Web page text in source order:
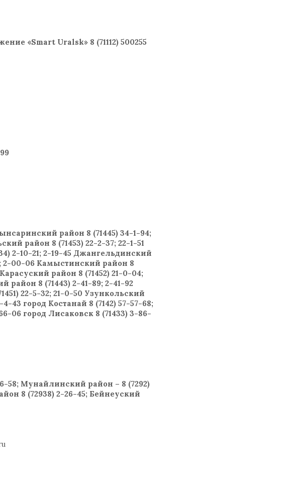
«Smart Uralsk» 8 (71112) 500255
район 8 (71445) 34-1-94;
район 8 (71453) 22-2-37; 22-1-51
2-10-21; 2-19-45 Джангельдинский
2-00-06 Камыстинский район 8
район 8 (71452) 21-0-04;
район 8 (71443) 2-41-89; 2-41-92
22-5-32; 21-0-50 Узункольский
43 город Костанай 8 (7142) 57-57-68;
06 город Лисаковск 8 (71433) 3-86-
58; Мунайлинский район – 8 (7292)
8 (72938) 2-26-45; Бейнеуский